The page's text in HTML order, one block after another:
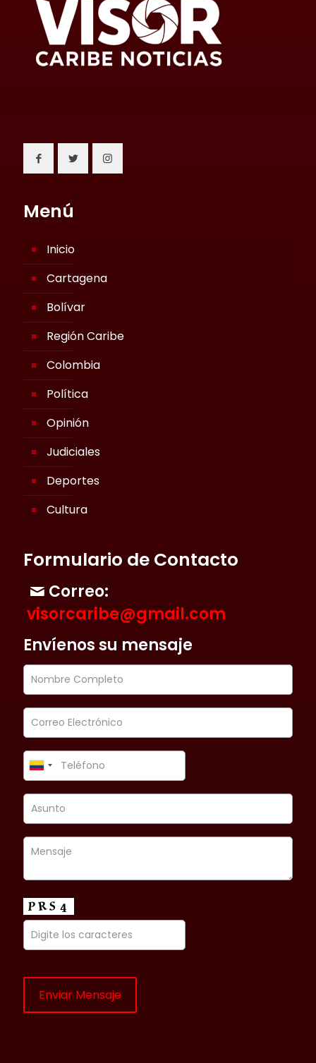
Menú
Inicio
Cartagena
Bolívar
Región Caribe
Colombia
Política
Opinión
Judiciales
Deportes
Cultura
Formulario de Contacto
Correo:
visorcaribe@gmail.com
Envíenos su mensaje